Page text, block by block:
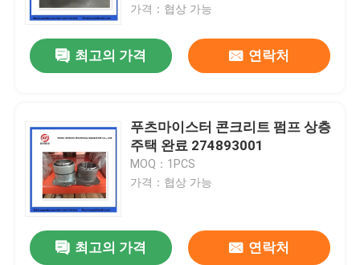
홈
가격：협상 가능
최고의 가격 연락처
푸츠마이스터 콘크리트 펌프 상층
주택 완료 274893001
MOQ：1PCS
가격：협상 가능
최고의 가격 연락처